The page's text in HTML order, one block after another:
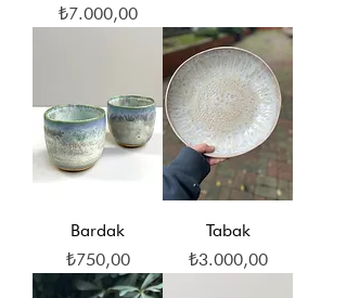
Fiyat
₺7.000,00
Bardak
Fiyat
₺750,00
Tabak
Fiyat
₺3.000,00